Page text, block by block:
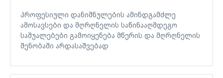
პროფესიული დანიშნულების ამინდგამძლე
ამოსავსები და მღრღნელის საწინააღმდეგო
საშუალებები გამოიყენება მწერის და მღრღნელის
შენობაში არდასაშვებად